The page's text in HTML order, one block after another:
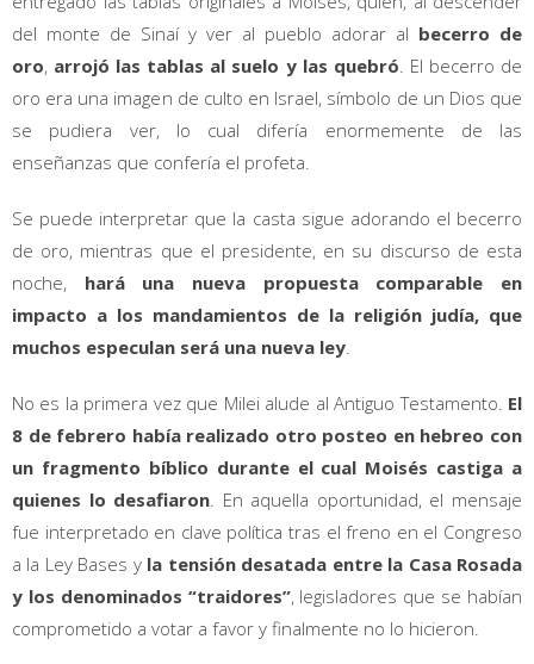
del monte de Sinaí y ver al pueblo adorar al becerro de
oro, arrojó las tablas al suelo y las quebró . El becerro de
oro era una imagen de culto en Israel, símbolo de un Dios que
se pudiera ver, lo cual difería enormemente de las
enseñanzas que confería el profeta.
Se puede interpretar que la casta sigue adorando el becerro
de oro, mientras que el presidente, en su discurso de esta
noche, hará una nueva propuesta comparable en
impacto a los mandamientos de la religión judía, que
muchos especulan será una nueva ley
No es la primera vez que Milei alude al Antiguo Testamento. El
8 de febrero había realizado otro posteo en hebreo con
un fragmento bíblico durante el cual Moisés castiga a
quienes lo desafiaron . En aquella oportunidad, el mensaje
fue interpretado en clave política tras el freno en el Congreso
a la Ley Bases y la tensión desatada entre la Casa Rosada
y los denominados “traidores”, legisladores que se habían
comprometido a votar a favor y finalmente no lo hicieron.